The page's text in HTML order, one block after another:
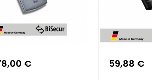
€ 59,88 €